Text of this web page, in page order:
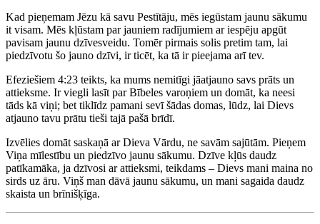
Kad pieņemam Jēzu kā savu Pestītāju, mēs iegūstam jaunu sākumu
it visam. Mēs kļūstam par jauniem radījumiem ar iespēju apgūt
pavisam jaunu dzīvesveidu. Tomēr pirmais solis pretim tam, lai
piedzīvotu šo jauno dzīvi, ir ticēt, ka tā ir pieejama arī tev.
Efeziešiem 4:23 teikts, ka mums nemitīgi jāatjauno savs prāts un
attieksme. Ir viegli lasīt par Bībeles varoņiem un domāt, ka neesi
tāds kā viņi; bet tiklīdz pamani sevī šādas domas, lūdz, lai Dievs
atjauno tavu prātu tieši tajā pašā brīdī.
Izvēlies domāt saskaņā ar Dieva Vārdu, ne savām sajūtām. Pieņem
Viņa mīlestību un piedzīvo jaunu sākumu. Dzīve kļūs daudz
patīkamāka, ja dzīvosi ar attieksmi, teikdams – Dievs mani maina no
sirds uz āru. Viņš man dāvā jaunu sākumu, un mani sagaida daudz
skaista un brīnišķīga.